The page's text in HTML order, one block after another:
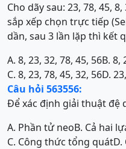
Cho dãy sau: 23, 78, 45,
sắp xếp chọn trực tiếp
dần, sau 3 lần lặp thì kết
A. 8, 23, 32, 78, 45, 56B. 8,
C. 8, 23, 78, 45, 32, 56D.
Câu hỏi 563556:
Để xác định giải thuật đệ
A. Phần tử neoB. Cả hai
C. Công thức tổng quát